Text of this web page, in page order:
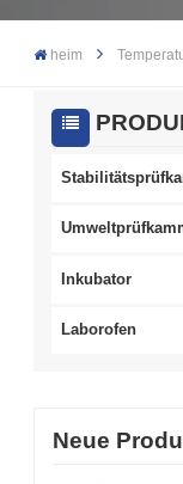
heim
Inkubator
Laborofen
Neue